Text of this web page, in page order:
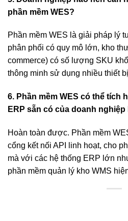
phần mềm WES?
Phần mềm WES là giải pháp lý
phân phối có quy mô lớn, kho
commerce) có số lượng SKU
thông minh sử dụng nhiều thiết
6. Phần mềm WES có thể tích
ERP sẵn có của doanh
Hoàn toàn được. Phần mềm
cổng kết nối API linh hoạt, cho
mà với các hệ thống ERP lớn
phần mềm quản lý kho WMS